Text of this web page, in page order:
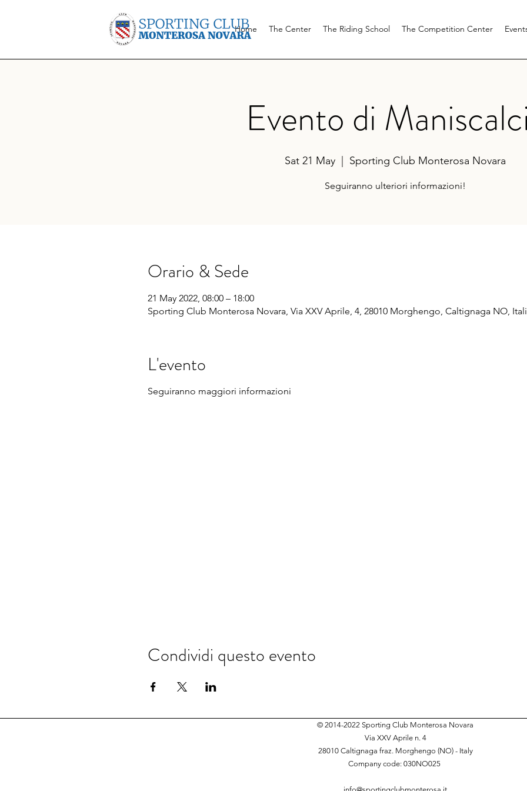
Home The Center The Riding School The Competition Center
Evento di
Sat 21 May Sporting Club Monterosa Novara
Seguiranno ulteriori informazioni!
Orario & Sede
21 May 2022, 08:00 – 18:00
Sporting Club Monterosa Novara, Via XXV Aprile, 4, 28010 Morghengo, Caltignaga NO,
L'evento
Seguiranno maggiori informazioni
Condividi questo evento
© 2014-2022 Sporting Club Monterosa Novara
Via XXV Aprile n. 4
28010 Caltignaga fraz. Morghengo (NO) - Italy
Company code: 030NO025